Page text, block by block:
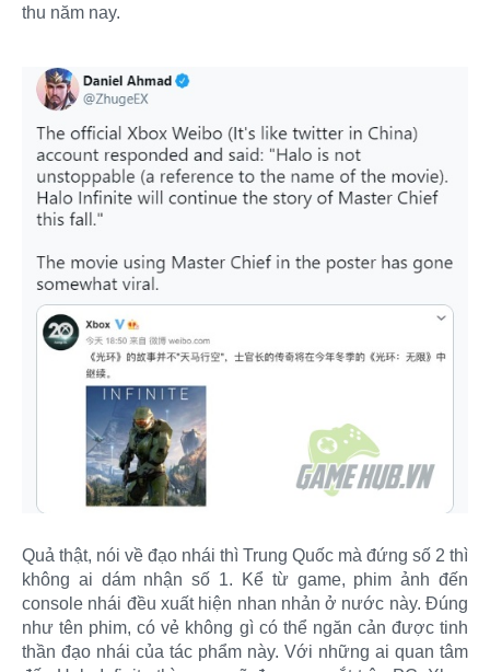
thu năm nay.
Quả thật, nói về đạo nhái thì Trung Quốc mà đứng số 2 thì
không ai dám nhận số 1. Kể từ game, phim ảnh đến
console nhái đều xuất hiện nhan nhản ở nước này. Đúng
như tên phim, có vẻ không gì có thể ngăn cản được tinh
thần đạo nhái của tác phẩm này. Với những ai quan tâm